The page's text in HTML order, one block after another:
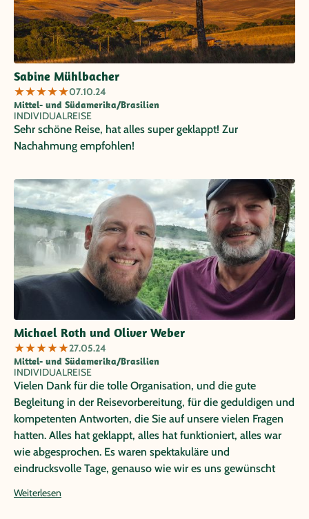
Sabine Mühlbacher
★★★★★07.10.24
Mittel- und Südamerika/Brasilien
INDIVIDUALREISE
Sehr schöne Reise, hat alles super geklappt! Zur
Nachahmung empfohlen!
Michael Roth und Oliver Weber
★★★★★27.05.24
Mittel- und Südamerika/Brasilien
INDIVIDUALREISE
Vielen Dank für die tolle Organisation, und die gute
Begleitung in der Reisevorbereitung, für die geduldigen und
kompetenten Antworten, die Sie auf unsere vielen Fragen
hatten. Alles hat geklappt, alles hat funktioniert, alles war
wie abgesprochen. Es waren spektakuläre und
eindrucksvolle Tage, genauso wie wir es uns gewünscht
Besonders erwähnenswert ist unsere Reisebegleiterin Vera
Weiterlesen